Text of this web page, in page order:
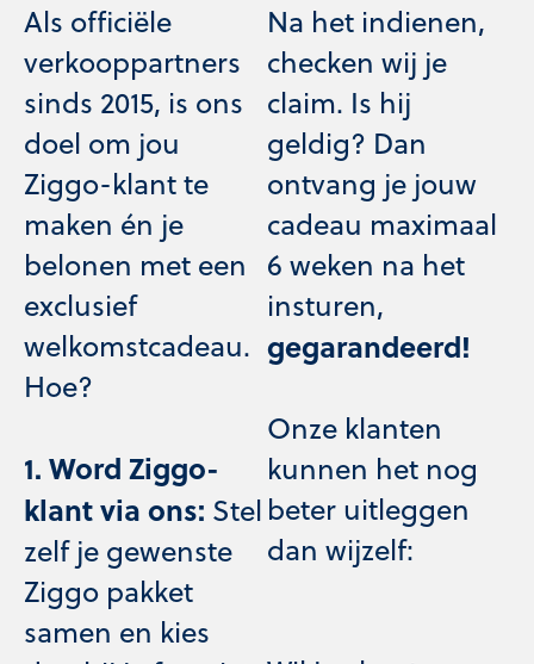
Als officiële
verkooppartners
sinds 2015, is ons
doel om jou
Ziggo-klant te
maken én je
belonen met een
exclusief
welkomstcadeau.
Hoe?
1. Word Ziggo-
klant via ons: Stel
zelf je gewenste
Ziggo pakket
samen en kies
Na het indienen,
checken wij je
claim. Is hij
geldig? Dan
ontvang je jouw
cadeau maximaal
6 weken na het
insturen,
gegarandeerd!
Onze klanten
kunnen het nog
beter uitleggen
dan wijzelf: